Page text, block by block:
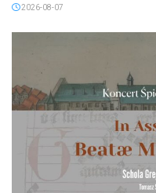
2026-08-07